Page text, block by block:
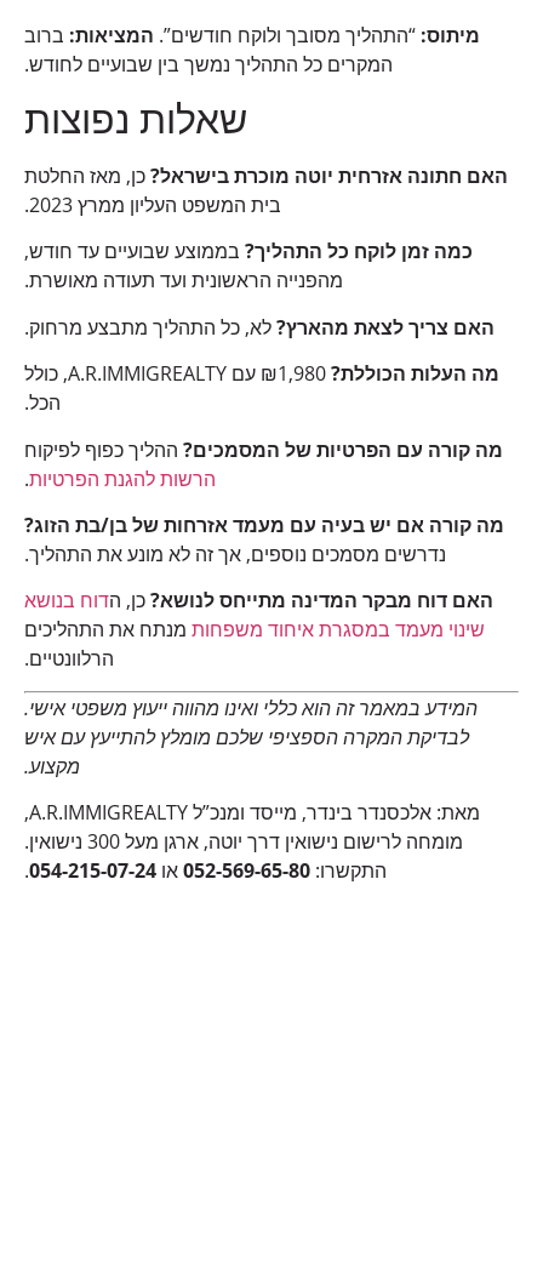
מיתוס:“התהליך מסובך ולוקח חודשים”.המציאות:ברוב
המקרים כל התהליך נמשך בין שבועיים לחודש.
שאלות נפוצות
האם חתונה אזרחית יוטה מוכרת בישראל?כן, מאז החלטת
בית המשפט העליון ממרץ 2023.
כמה זמן לוקח כל התהליך?בממוצע שבועיים עד חודש,
מהפנייה הראשונית ועד תעודה מאושרת.
האם צריך לצאת מהארץ?לא, כל התהליך מתבצע מרחוק.
מה העלות הכוללת?
₪1,980 עם A.R.IMMIGREALTY, כולל
הכל.
מה קורה עם הפרטיות של המסמכים?ההליך כפוף לפיקוח
הרשות להגנת הפרטיות.
מה קורה אם יש בעיה עם מעמד אזרחות של בן/בת הזוג?
נדרשים מסמכים נוספים, אך זה לא מונע את התהליך.
האם דוח מבקר המדינה מתייחס לנושא?כן, הדוח בנושא
שינוי מעמד במסגרת איחוד משפחותמנתח את התהליכים
הרלוונטיים.
המידע במאמר זה הוא כללי ואינו מהווה ייעוץ משפטי אישי.
לבדיקת המקרה הספציפי שלכם מומלץ להתייעץ עם איש
מקצוע.
מאת: אלכסנדר בינדר, מייסד ומנכ”ל A.R.IMMIGREALTY,
מומחה לרישום נישואין דרך יוטה, ארגן מעל 300 נישואין.
התקשרו:052-569-65-80או054-215-07-24
.